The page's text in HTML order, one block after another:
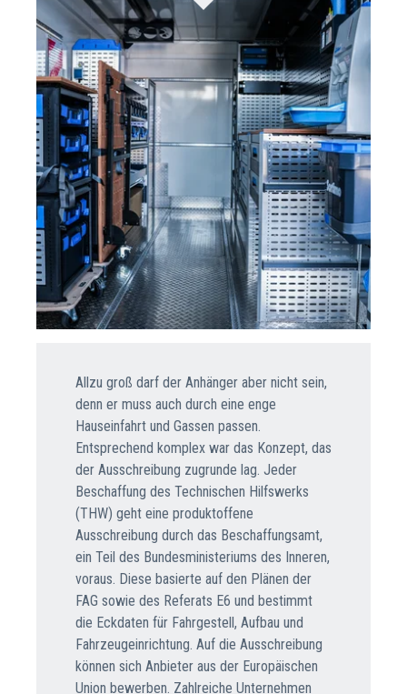
Allzu groß darf der Anhänger aber nicht sein,
denn er muss auch durch eine enge
Hauseinfahrt und Gassen passen.
Entsprechend komplex war das Konzept, das
der Ausschreibung zugrunde lag. Jeder
Beschaffung des Technischen Hilfswerks
(THW) geht eine produktoffene
Ausschreibung durch das Beschaffungsamt,
ein Teil des Bundesministeriums des Inneren,
voraus. Diese basierte auf den Plänen der
FAG sowie des Referats E6 und bestimmt
die Eckdaten für Fahrgestell, Aufbau und
Fahrzeugeinrichtung. Auf die Ausschreibung
können sich Anbieter aus der Europäischen
Union bewerben. Zahlreiche Unternehmen